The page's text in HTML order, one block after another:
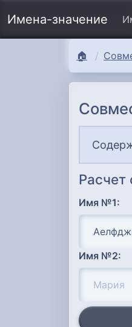
Имена-значение
🏠
Расчет
Имя №1:
Имя №2: